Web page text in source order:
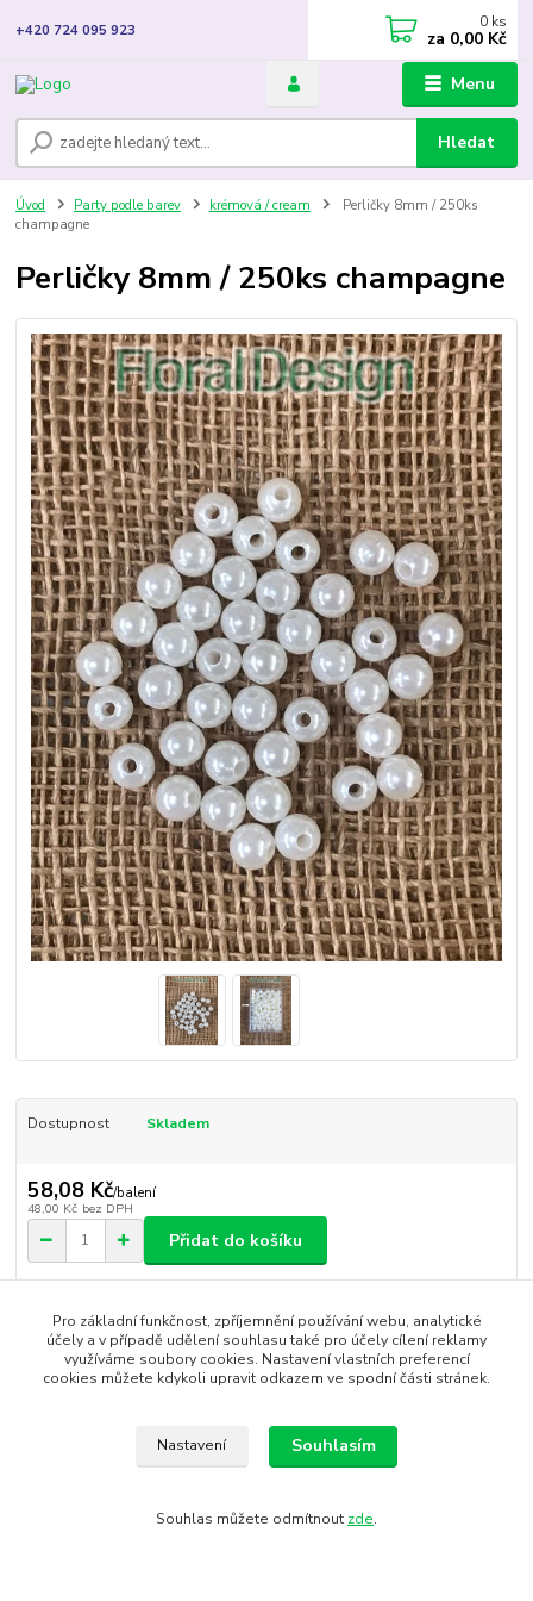
Menu
Hledat
+420 724 095 923 0 ks
za 0,00 Kč
Úvod Party podle barev krémová / cream
Perličky 8mm / 250ks
champagne
Perličky 8mm / 250ks champagne
Dostupnost Skladem
58,08 Kč/balení
48,00 Kč bez DPH
Přidat do košíku
Číslo produktu:
2173
EAN kód:
4017176331223
v kartonu::
10 balení
Pro základní funkčnost, zpříjemnění používání webu, analytické
účely a v případě udělení souhlasu také pro účely cílení reklamy
využíváme soubory cookies. Nastavení vlastních preferencí
cookies můžete kdykoli upravit odkazem ve spodní části stránek.
Nastavení Souhlasím
Souhlas můžete odmítnout zde.